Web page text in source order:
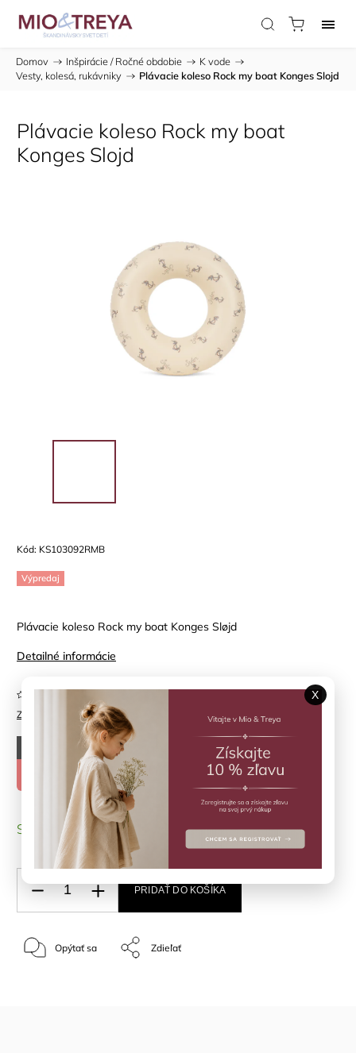
Domov / Inšpirácie / Ročné obdobie / K vode /
Vesty, kolesá, rukávniky / Plávacie koleso Rock my boat Konges Slojd
Plávacie koleso Rock my boat
Konges Slojd
Kód: KS103092RMB
Výpredaj
Plávacie koleso Rock my boat Konges Sløjd
Detailné informácie
Značka: KONGES SLOJD
€26,90
€13,45
SKLADOM (>3 ks)
PRIDAŤ DO KOŠÍKA
Opýtať sa Zdieľať
X